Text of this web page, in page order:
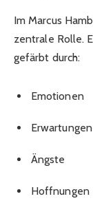
Im Marcus
zentrale Rolle.
gefärbt durch:
Emotionen
Erwartungen
Ängste
Hoffnungen